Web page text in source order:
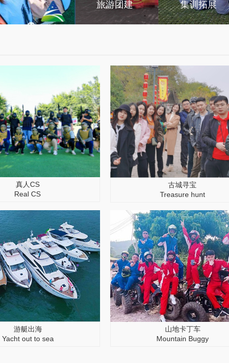
旅游团建 集训拓展
真人CS
Real CS
古城寻宝
Treasure hunt
游艇出海
Yacht out to sea
山地卡丁车
Mountain Buggy